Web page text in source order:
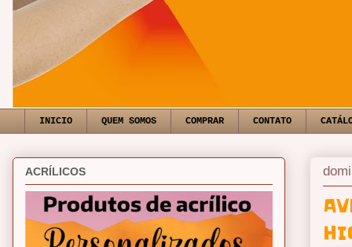
INICIO QUEM SOMOS COMPRAR CONTATO
ACRÍLICOS